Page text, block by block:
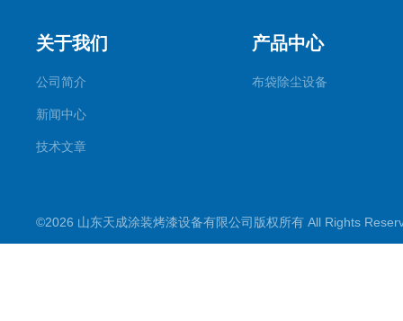
关于我们
公司简介
新闻中心
技术文章
产品中心
布袋除尘设备
©2026 山东天成涂装烤漆设备有限公司版权所有 All Rights